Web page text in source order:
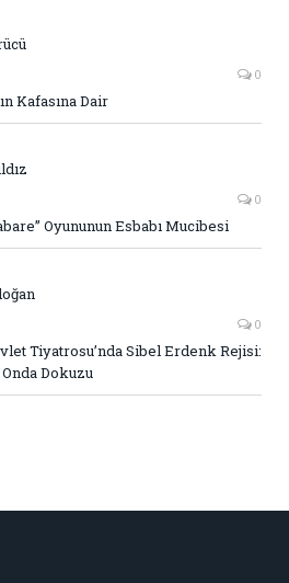
0
Kafasına Dair
0
Oyununun Esbabı Mucibesi
0
Tiyatrosu’nda Sibel Erdenk Rejisi:
Dokuzu